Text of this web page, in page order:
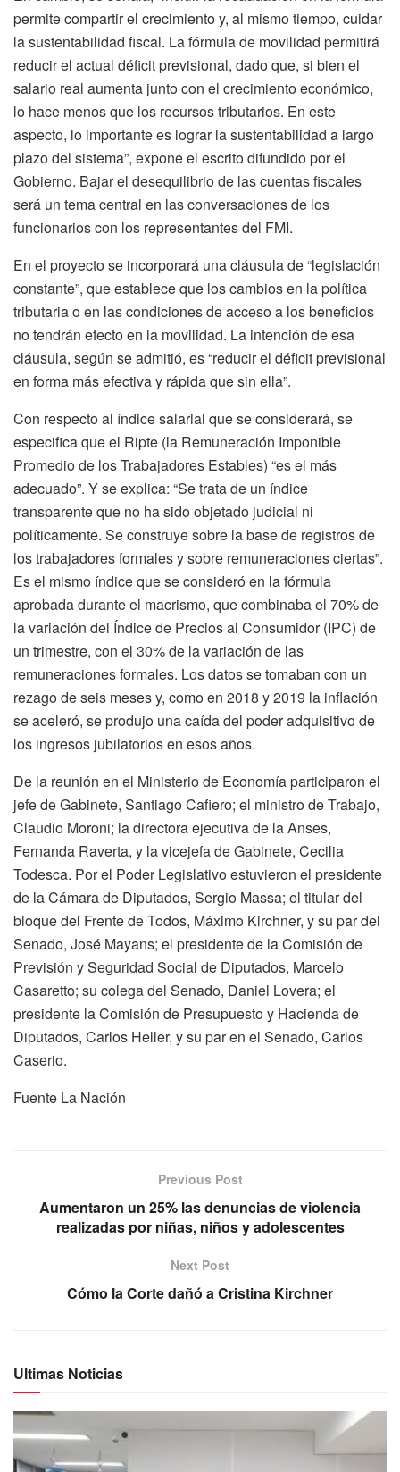
permite compartir el crecimiento y, al mismo tiempo, cuidar
la sustentabilidad fiscal. La fórmula de movilidad permitirá
reducir el actual déficit previsional, dado que, si bien el
salario real aumenta junto con el crecimiento económico,
lo hace menos que los recursos tributarios. En este
aspecto, lo importante es lograr la sustentabilidad a largo
plazo del sistema”, expone el escrito difundido por el
Gobierno. Bajar el desequilibrio de las cuentas fiscales
será un tema central en las conversaciones de los
funcionarios con los representantes del FMI.
En el proyecto se incorporará una cláusula de “legislación
constante”, que establece que los cambios en la política
tributaria o en las condiciones de acceso a los beneficios
no tendrán efecto en la movilidad. La intención de esa
cláusula, según se admitió, es “reducir el déficit previsional
en forma más efectiva y rápida que sin ella”.
Con respecto al índice salarial que se considerará, se
especifica que el Ripte (la Remuneración Imponible
Promedio de los Trabajadores Estables) “es el más
adecuado”. Y se explica: “Se trata de un índice
transparente que no ha sido objetado judicial ni
políticamente. Se construye sobre la base de registros de
los trabajadores formales y sobre remuneraciones ciertas”.
Es el mismo índice que se consideró en la fórmula
aprobada durante el macrismo, que combinaba el 70% de
la variación del Índice de Precios al Consumidor (IPC) de
un trimestre, con el 30% de la variación de las
remuneraciones formales. Los datos se tomaban con un
rezago de seis meses y, como en 2018 y 2019 la inflación
se aceleró, se produjo una caída del poder adquisitivo de
los ingresos jubilatorios en esos años.
De la reunión en el Ministerio de Economía participaron el
jefe de Gabinete, Santiago Cafiero; el ministro de Trabajo,
Claudio Moroni; la directora ejecutiva de la Anses,
Fernanda Raverta, y la vicejefa de Gabinete, Cecilia
Todesca. Por el Poder Legislativo estuvieron el presidente
de la Cámara de Diputados, Sergio Massa; el titular del
bloque del Frente de Todos, Máximo Kirchner, y su par del
Senado, José Mayans; el presidente de la Comisión de
Previsión y Seguridad Social de Diputados, Marcelo
Casaretto; su colega del Senado, Daniel Lovera; el
presidente la Comisión de Presupuesto y Hacienda de
Diputados, Carlos Heller, y su par en el Senado, Carlos
Caserio.
Fuente La Nación
Previous Post
Aumentaron un 25% las denuncias de violencia
realizadas por niñas, niños y adolescentes
Next Post
Cómo la Corte dañó a Cristina Kirchner
Ultimas Noticias